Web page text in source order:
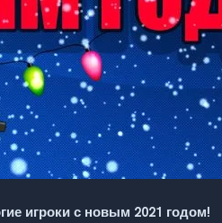
игроки с новым 2021 годом!